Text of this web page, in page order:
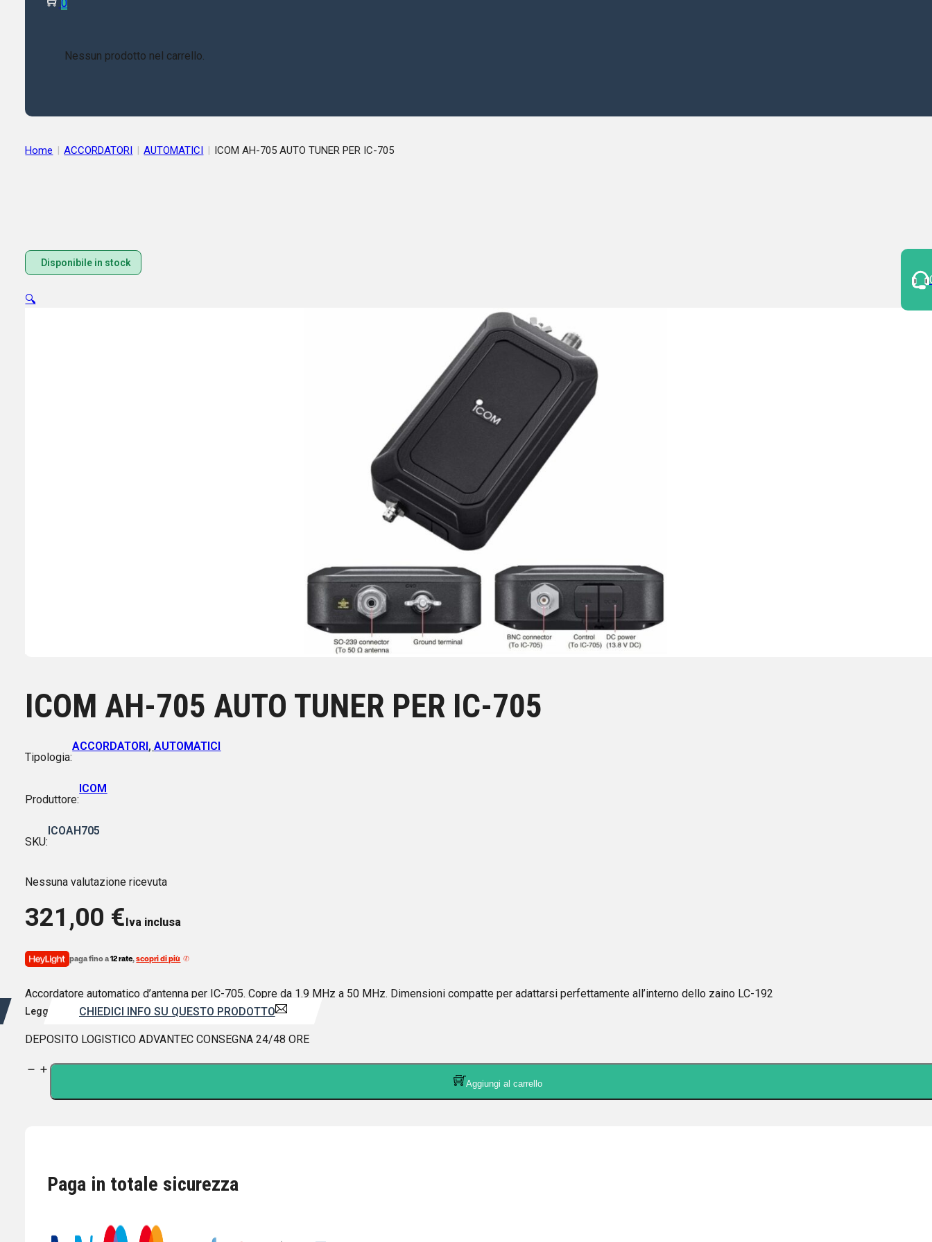
0
Nessun prodotto nel carrello.
Home | ACCORDATORI | AUTOMATICI | ICOM AH-705 AUTO TUNER PER IC-705
Disponibile in stock
🔍
ICOM AH-705 AUTO TUNER PER IC-705
Tipologia:
ACCORDATORI,AUTOMATICI
Produttore:
ICOM
SKU:
ICOAH705
Nessuna valutazione ricevuta
321,00 €Iva inclusa
paga fino a12 rate,scopri di più
Accordatore automatico d’antenna per IC-705. Copre da 1.9 MHz a 50 MHz. Dimensioni compatte per adattarsi perfettamente all’interno dello zaino LC-192
Leggi di più CHIEDICI INFO SU QUESTO PRODOTTO
DEPOSITO LOGISTICO ADVANTEC CONSEGNA 24/48 ORE
ICOM
Aggiungi al carrello
Paga in totale sicurezza